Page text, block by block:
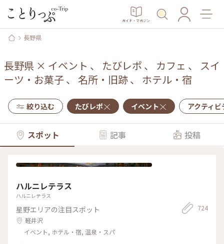
ガイド・マガジン
長野県
長野県 × イベント 、 たびレポ 、 カフェ 、 スイ
ーツ・お菓子、 名所・旧跡、 ホテル・宿
絞り込む たびレポ イベント アクティ
スポット 記事 投稿
ハルニレテラス
ハルニレテラス
星野エリアの注目スポット
軽井沢
イベント, ホテル・宿, 温泉・スパ
724